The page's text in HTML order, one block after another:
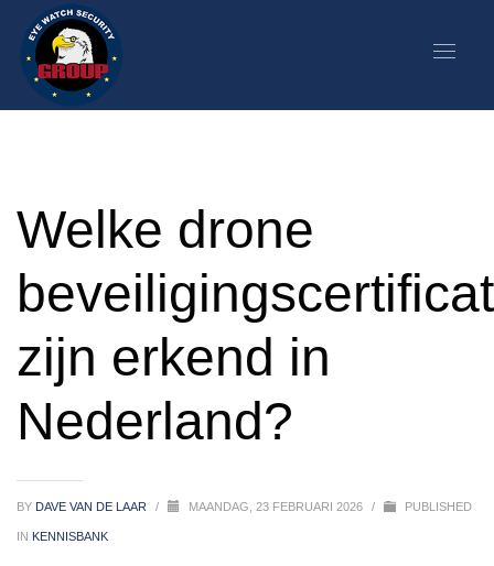
Welke drone
zijn erkend in
Nederland?
BY DAVE VAN DE LAAR / MAANDAG, 23 FEBRUARI 2026 / PUBLISHED
IN KENNISBANK